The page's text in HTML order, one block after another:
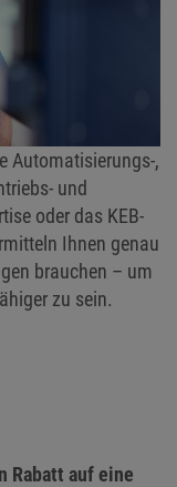
Automatisierungs-,
und
oder das KEB-
Ihnen genau
brauchen – um
zu sein.
Rabatt auf eine